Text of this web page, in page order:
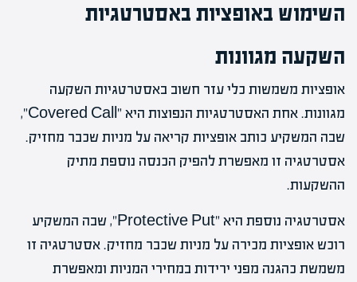
השימוש באופציות באסטרטגיות
השקעה מגוונות
אופציות משמשות כלי עזר חשוב באסטרטגיות השקעה
מגוונות. אחת האסטרטגיות הנפוצות היא "Covered Call",
שבה המשקיע כותב אופציות קריאה על מניות שכבר מחזיק.
אסטרטגיה זו מאפשרת להפיק הכנסה נוספת מתיק
ההשקעות.
אסטרטגיה נוספת היא "Protective Put", שבה המשקיע
רוכש אופציות מכירה על מניות שכבר מחזיק. אסטרטגיה זו
משמשת כהגנה מפני ירידות במחירי המניות ומאפשרת